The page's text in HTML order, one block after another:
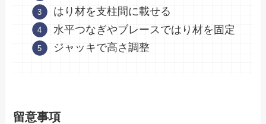
はり材を支柱間に載せる
水平つなぎやブレースではり材を固定
ジャッキで高さ調整
留意事項